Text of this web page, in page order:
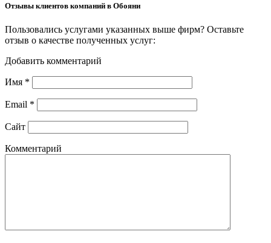
Отзывы клиентов компаний в Обояни
Пользовались услугами указанных выше фирм? Оставьте
отзыв о качестве полученных услуг:
Добавить комментарий
Имя *
Email *
Сайт
Комментарий